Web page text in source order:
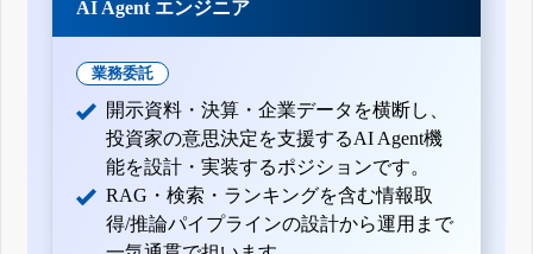
AI Agent エンジニア
業務委託
開示資料・決算・企業データを横断し、
投資家の意思決定を支援するAI Agent機
能を設計・実装するポジションです。
RAG・検索・ランキングを含む情報取
得/推論パイプラインの設計から運用まで